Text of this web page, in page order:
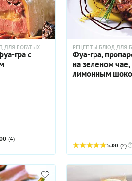
ДЛЯ БОГАТЫХ
гра с
(4)
РЕЦЕПТЫ БЛЮД ДЛЯ
Фуа-гра,
на зеленом чае,
лимонным
5.00 (2)